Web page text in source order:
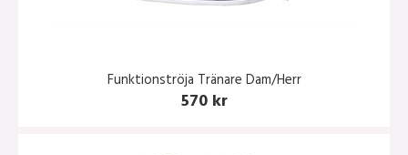
Funktionströja Tränare Dam/Herr
570 kr